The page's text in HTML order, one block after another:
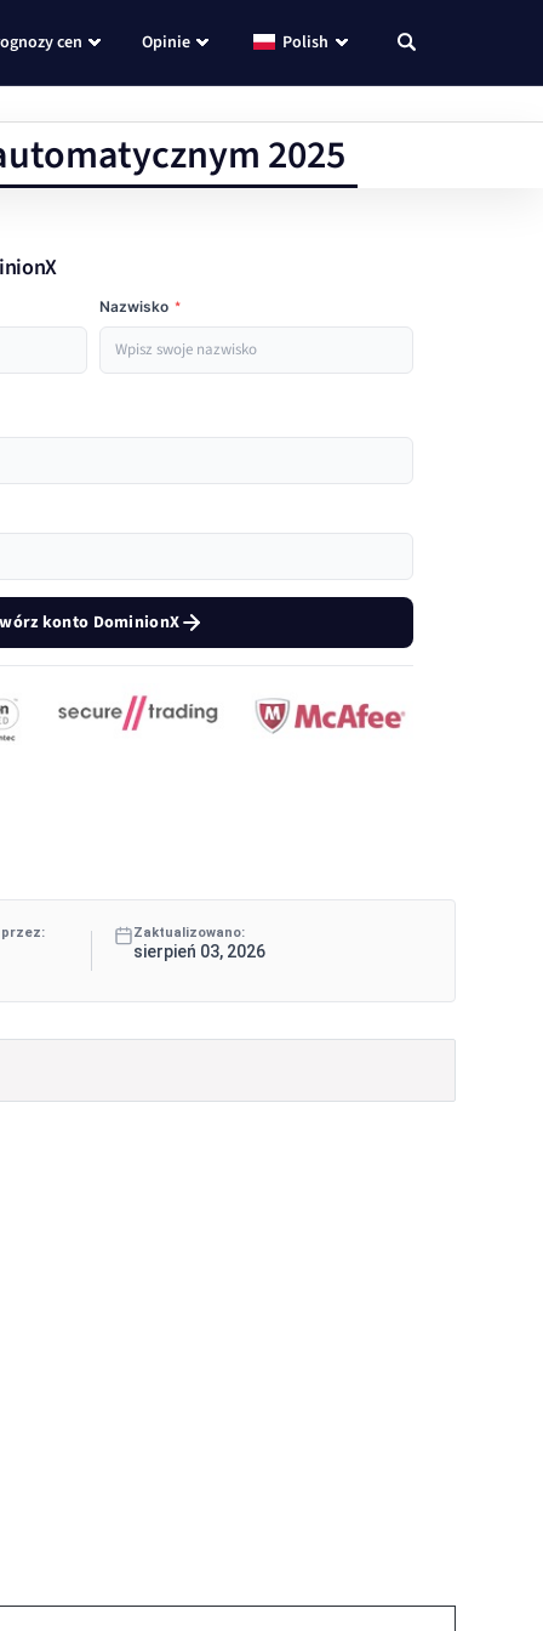
cen Opinie Polish
2025
Nazwisko *
konto DominionX
Zaktualizowano:
sierpień 03, 2026